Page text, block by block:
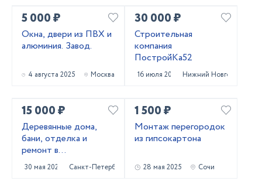
5 000 ₽
Окна, двери из ПВХ и
алюминия. Завод.
4 августа 2025 Москва
30 000 ₽
Строительная
компания
ПостройКа52
16 июля 2025 Нижний Новгород
15 000 ₽
Деревянные дома,
бани, отделка и
ремонт в
Приозерском и
Выборгском районах
30 мая 2025 Санкт-Петербург
1 500 ₽
Монтаж перегородок
из гипсокартона
28 мая 2025 Сочи